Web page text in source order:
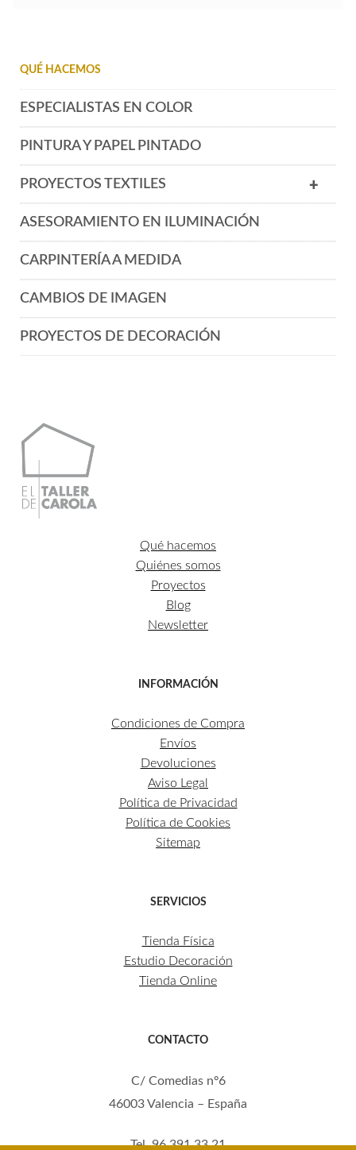
QUÉ HACEMOS
ESPECIALISTAS EN COLOR
PINTURA Y PAPEL PINTADO
+
PROYECTOS TEXTILES
ASESORAMIENTO EN ILUMINACIÓN
CARPINTERÍA A MEDIDA
CAMBIOS DE IMAGEN
PROYECTOS DE DECORACIÓN
Qué hacemos
Quiénes somos
Proyectos
Blog
Newsletter
INFORMACIÓN
Condiciones de Compra
Envíos
Devoluciones
Aviso Legal
Política de Privacidad
Política de Cookies
Sitemap
SERVICIOS
Tienda Física
Estudio Decoración
Tienda Online
CONTACTO
C/ Comedias nº6
46003 Valencia – España
Tel. 96 391 33 21